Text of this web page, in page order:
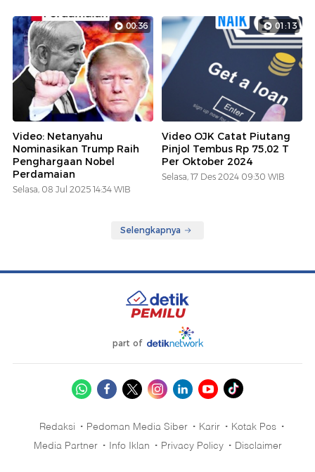
00:36
Video: Netanyahu
Nominasikan Trump Raih
Penghargaan Nobel
Perdamaian
Selasa, 08 Jul 2025 14:34 WIB
01:13
Video OJK Catat Piutang
Pinjol Tembus Rp 75,02 T
Per Oktober 2024
Selasa, 17 Des 2024 09:30 WIB
Selengkapnya
part of
Redaksi Pedoman Media Siber Karir
Kotak Pos
Media Partner
Info Iklan Privacy Policy Disclaimer